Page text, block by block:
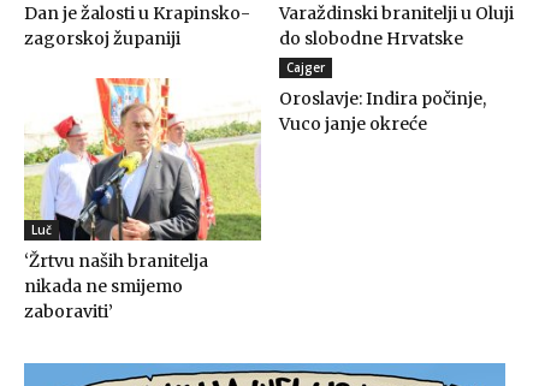
Dan je žalosti u Krapinsko-
zagorskoj županiji
Varaždinski branitelji u Oluji
do slobodne Hrvatske
Luč
‘Žrtvu naših branitelja
nikada ne smijemo
zaboraviti’
Cajger
Oroslavje: Indira počinje,
Vuco janje okreće